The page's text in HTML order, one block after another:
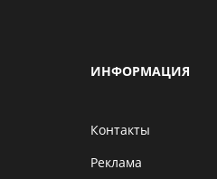
ИНФОРМАЦИЯ
Контакты
Реклама